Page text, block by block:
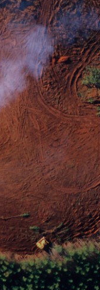
Total, rendez-
vous au tribunal
Gaz « naturel », le
grand enfumage
Mode : une
tendance
destructrice
Gaz au
Mozambique, la
violence TOTAL(e)
Nos autres
campagnes
Nos
thématiques
Climat – Énergie
Surproduction
Agriculture